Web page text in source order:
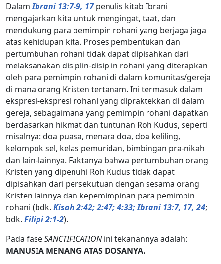
DalamIbrani 13:7-9, 17penulis kitab Ibrani
mengajarkan kita untuk mengingat, taat, dan
mendukung para pemimpin rohani yang berjaga jaga
atas kehidupan kita. Proses pembentukan dan
pertumbuhan rohani tidak dapat dipisahkan dari
melaksanakan disiplin-disiplin rohani yang diterapkan
oleh para pemimpin rohani di dalam komunitas/gereja
di mana orang Kristen tertanam. Ini termasuk dalam
ekspresi-ekspresi rohani yang dipraktekkan di dalam
gereja, sebagaimana yang pemimpin rohani dapatkan
berdasarkan hikmat dan tuntunan Roh Kudus, seperti
misalnya: doa puasa, menara doa, doa keliling,
kelompok sel, kelas pemuridan, bimbingan pra-nikah
dan lain-lainnya. Faktanya bahwa pertumbuhan orang
Kristen yang dipenuhi Roh Kudus tidak dapat
dipisahkan dari persekutuan dengan sesama orang
Kristen lainnya dan kepemimpinan para pemimpin
rohani (bdk. Kisah 2:42; 2:47; 4:33; Ibrani 13:7, 17, 24;
bdk. Filipi 2:1-2).
Pada faseSANCTIFICATIONini tekanannya adalah:
MANUSIA MENANG ATAS DOSANYA.